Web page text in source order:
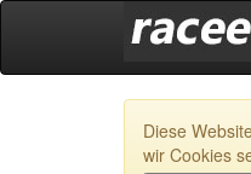
Diese
wir Cookies